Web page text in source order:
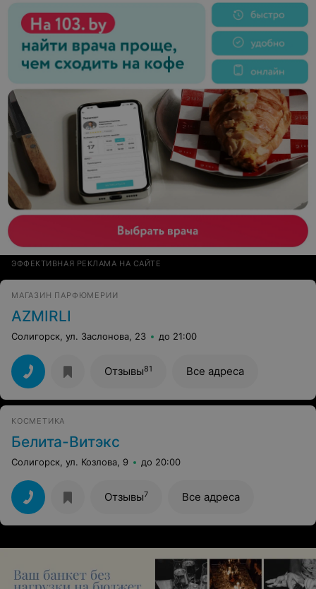
ЭФФЕКТИВНАЯ РЕКЛАМА НА САЙТЕ
МАГАЗИН ПАРФЮМЕРИИ
AZMIRLI
Солигорск, ул. Заслонова, 23 до 21:00
Отзывы81 Все адреса
КОСМЕТИКА
Белита-Витэкс
Солигорск, ул. Козлова, 9 до 20:00
Отзывы7 Все адреса